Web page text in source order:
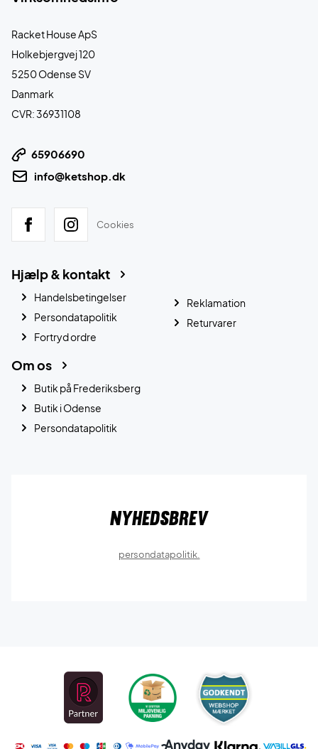
Racket House ApS
Holkebjergvej 120
5250 Odense SV
Danmark
CVR: 36931108
65906690
info@ketshop.dk
Cookies
Hjælp & kontakt
Handelsbetingelser
Persondatapolitik
Fortryd ordre
Reklamation
Returvarer
Om os
Butik på Frederiksberg
Butik i Odense
Persondatapolitik
Nyhedsbrev
persondatapolitik.